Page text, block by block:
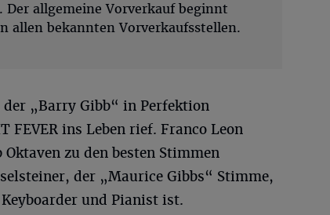
allgemeine Vorverkauf beginnt
allen bekannten Vorverkaufsstellen.
„Barry Gibb“ in Perfektion
FEVER ins Leben rief. Franco Leon
zu den besten Stimmen
der „Maurice Gibbs“ Stimme,
und Pianist ist.